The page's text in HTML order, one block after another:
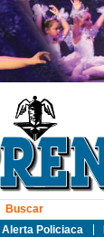
Alerta Policiaca
Buscar